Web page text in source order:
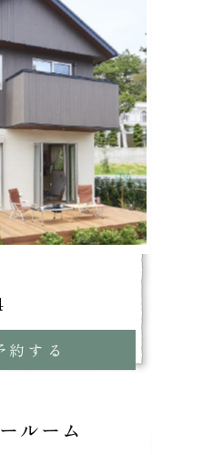
約する
ルーム